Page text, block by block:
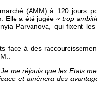
(AMM) à 120 jours
Elle a été jugée « trop
Parvanova, qui fixent les
face à des
me réjouis que les Etats
et amènera des